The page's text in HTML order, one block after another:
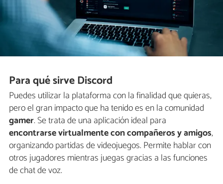
Para qué sirve Discord
Puedes utilizar la plataforma con la finalidad que quieras,
pero el gran impacto que ha tenido es en la comunidad
gamer. Se trata de una aplicación ideal para
encontrarse virtualmente con compañeros y amigos,
organizando partidas de videojuegos. Permite hablar con
otros jugadores mientras juegas gracias a las funciones
de chat de voz.